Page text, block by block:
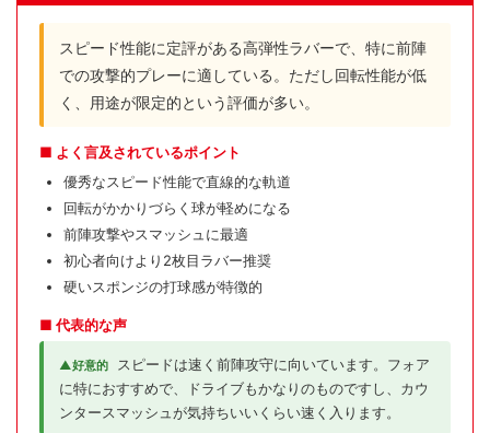
スピード性能に定評がある高弾性ラバーで、特に前陣
での攻撃的プレーに適している。ただし回転性能が低
く、用途が限定的という評価が多い。
■ よく言及されているポイント
優秀なスピード性能で直線的な軌道
回転がかかりづらく球が軽めになる
前陣攻撃やスマッシュに最適
初心者向けより2枚目ラバー推奨
硬いスポンジの打球感が特徴的
■ 代表的な声
▲好意的
スピードは速く前陣攻守に向いています。フォア
に特におすすめで、ドライブもかなりのものですし、カウ
ンタースマッシュが気持ちいいくらい速く入ります。